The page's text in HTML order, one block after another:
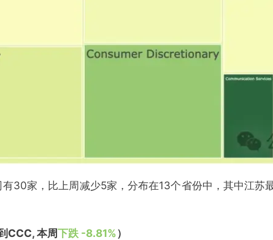
30家，比上周减少5家，分布在13个省份中，其中江
CCC, 本周下跌 -8.81%）